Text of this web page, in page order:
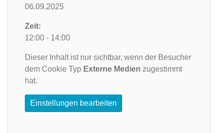
06.09.2025
Zeit:
12:00 - 14:00
Dieser Inhalt ist nur sichtbar, wenn der Besucher
dem Cookie Typ Externe Medien zugestimmt
hat.
Einstellungen bearbeiten